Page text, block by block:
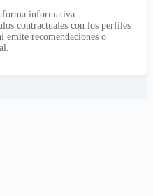
informativa
contractuales con los perfiles
emite recomendaciones o